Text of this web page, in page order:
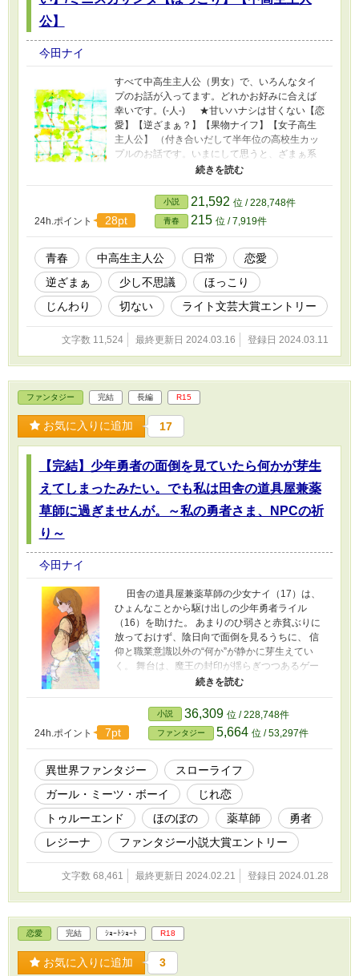
す。 本作品は小説家になろうにも掲載していま
公】
今田ナイ
すべて中高生主人公（男女）で、いろんなタイ
プのお話が入ってます。どれかお好みに合えば
幸いです。(-人-) ★甘いハナシは甘くない【恋
愛】【逆ざまぁ？】【果物ナイフ】【女子高生
主人公】 （付き合いだして半年位の高校生カッ
プルのお話です。いまにして思うと、ざまぁ系
正ヒロインみたいな立ち位置の主人公でした。
は良いからこのあとの人生チートモードで頑張
って！(^^)/） ★オヤジの背中【じんわり】【家
族】【少し不思議】【小人】【女子中学生主人
公】 （いろいろと不器用な中学生の娘と父親の
お話です。小さな頃はお父さんが大好きだった
主人公だと思います。それはさておき、煙草を
買うお金はあるのに靴履いて無いとかお金の使
い方が（ry（競馬場とかに居る歯の無いおっさん
達みたいだなと（ry(^_^;)） ★サンタクロースの
弟子～ミニスカサンタがお手伝いのご褒美に貰
ったものは～【ほっこり】【初恋】【クリスマ
ス】【女子高生主人公】 （急なバイトで寒さに
凍えるクリスマスケーキ売りの女子高生のお話
です。スカートの下に体操ジャージを履かせて
やりたい。単体でお読み頂いた方、ありがとう
ございました。SS・短編集として、こちらで纏
めさせて頂きました。ご了承ください。(-人-)
連れて行くそうなのですが、家事育児が忙しい
のでお断りします。の番外編（時期と場所が同
す。 ★冬の日のたんぽぽ【お人好し】【少し
も無くなるので、このままアップします。(-
人-)） 表紙絵は荒川図像さんよりお借りしまし
た。(-人-) https://x.com/Arkw_image No.32『青
春』 ※2024/1/10規約変更に伴い、青春カテゴリ
ーと思われる作品をショートショート・短編集
に纏めました。 ※作風が古いです。長タイトル
から連想される昨今の流行りとは異なる展開で
あることを先にお詫び申し上げます。m(_ _)m
※その昔、電撃掌編王やコバルトSSに出してか
すりもしなかったショートショート達です。お
なりました。(-人-)（違うかー（たんぽぽは除く
※毎年ライト文芸大賞にエントリーする予定で
す。 ------------------ 本作品は生成AI不使用です。
本作品は小説家になろうにも掲載しています。
24h.ポイント 28pt
小説 21,592 位 / 228,748件
青春 215 位 / 7,919件
青春 中高生主人公 日常
恋愛
逆ざまぁ
少し不思議
ほっこり
じんわり
切ない ライト文芸大賞エントリー
文字数 11,524 最終更新日 2024.03.16 登録日 2024.03.11
ファンタジー 完結 長編 R15
お気に入りに追加 17
【完結】少年勇者の面倒を見ていたら何かが芽生
えてしまったみたい。でも私は田舎の道具屋兼薬
草師に過ぎませんが。～私の勇者さま、NPCの祈
り～
今田ナイ
田舎の道具屋兼薬草師の少女ナイ（17）は、
ひょんなことから駆け出しの少年勇者ライル
（16）を助けた。 あまりのひ弱さと赤貧ぶりに
放っておけず、陰日向で面倒を見るうちに、 信
仰と職業意識以外の“何か”が静かに芽生えてい
く。 舞台は、魔王の封印が揺らぎつつあるゲー
ム的異世界。 辺境の寒村コトリ村で、ただの
NPCのように暮らしていたナイの運命は、 夏祭
りの前夜祭を境に大きく動き出す。 初恋にして
は淡すぎる、 ガールミーツボーイな“じれ恋”異
世界ファンタジー。 もしよかったら、のぞいて
みてください。(-人-) NPC（ノンプレイヤー・キ
ャラクター） ：ゲーム世界に生きている
人々。プレイヤーが演じることのないキャラク
ターの総称。 ※扉絵はこどもが作ってくれまし
た。(-人-) ※作中の異世界では成人が十六歳で婚
姻・飲酒・喫煙などが可能となりますが、作中
にそういった場面はありません。 ※男性向け・
女性向けの区別無く、どなたでもお読み頂ける
かと思います。 ※この作品は古くて地味で大変
拙いです。寛大なお心でお読み頂ければ幸いで
者さま、NPCの祈り～』150枚（約6万字）
2005/8 PNイマダ名義 ※某小説投稿サイトのお
題企画で書いた作品を改稿したものです。 -------
----------- 本作品は生成AI不使用です。 本作品は
24h.ポイント 7pt
小説 36,309 位 / 228,748件
ファンタジー 5,664 位 / 53,297件
異世界ファンタジー
スローライフ
ガール・ミーツ・ボーイ
じれ恋
トゥルーエンド
ほのぼの 薬草師
勇者
レジーナ
ファンタジー小説大賞エントリー
文字数 68,461 最終更新日 2024.02.21 登録日 2024.01.28
恋愛 完結 ｼｮｰﾄｼｮｰﾄ R18
お気に入りに追加 3